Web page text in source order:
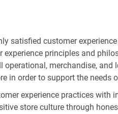
satisfied customer
principles and
operational, merchandise,
in order to support the needs
experience practices with
store culture through